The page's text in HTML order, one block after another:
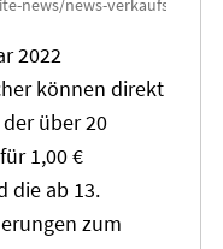
2022
können direkt
über20
1,00 €
die ab 13.
zum